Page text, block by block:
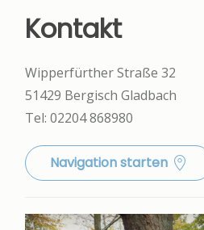
Kontakt
Wipperfürther Straße 32
51429 Bergisch Gladbach
Tel: 02204 868980
Navigation starten